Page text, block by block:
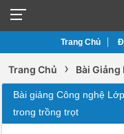
Trang Chủ
Trang Chủ › Bài Giảng
Bài giảng Công nghệ
trong trồng trọt